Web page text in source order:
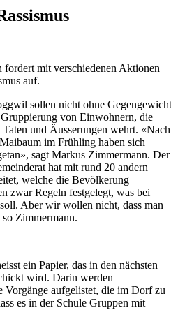
mit verschiedenen Aktionen
auf.
sollen nicht ohne Gegengewicht
von Einwohnern, die
und Äusserungen wehrt. «Nach
im Frühling haben sich
sagt Markus Zimmermann. Der
hat mit rund 20 andern
welche die Bevölkerung
zwar Regeln festgelegt, was bei
Aber wir wollen nicht, dass man
Zimmermann.
ein Papier, das in den nächsten
wird. Darin werden
Vorgänge aufgelistet, die im Dorf zu
es in der Schule Gruppen mit